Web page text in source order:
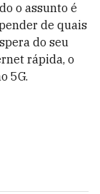
o assunto é
de quais
do seu
rápida, o
5G.